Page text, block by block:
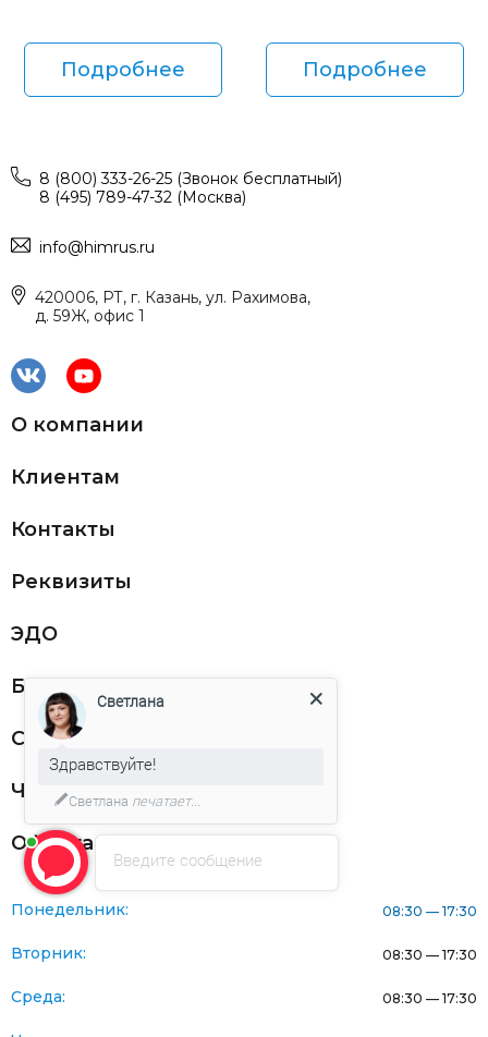
Подробнее Подробнее
8 (800) 333-26-25 (Звонок бесплатный)
8 (495) 789-47-32 (Москва)
info@himrus.ru
420006, РТ, г. Казань, ул. Рахимова,
д. 59Ж, офис 1
О компании
Клиентам
Контакты
Реквизиты
ЭДО
Благодарности
Статьи
Частникам
Оферта
Понедельник: 08:30 — 17:30
Вторник: 08:30 — 17:30
Среда: 08:30 — 17:30
Введите сообщение
Светлана
Здравствуйте!
Светлана печатает...